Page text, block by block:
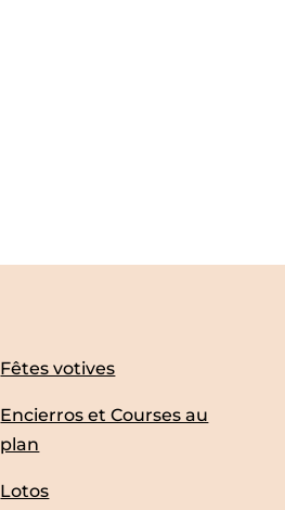
Fêtes votives
Encierros et Courses au
plan
Lotos